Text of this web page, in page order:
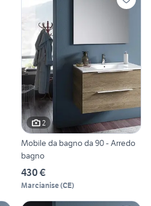
2
Mobile da bagno da 90 - Arredo
bagno
430 €
Marcianise(CE)